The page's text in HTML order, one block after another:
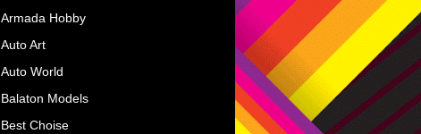
Armada Hobby
Auto Art
Auto World
Balaton Models
Best Choise